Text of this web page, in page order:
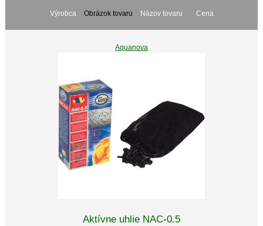
Výrobca Obrázok tovaru Názov tovaru Cena
Aquanova
Aktívne uhlie NAC-0.5